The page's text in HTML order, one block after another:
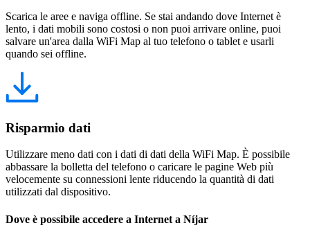
Scarica le aree e naviga offline. Se stai andando dove Internet è
lento, i dati mobili sono costosi o non puoi arrivare online, puoi
salvare un'area dalla WiFi Map al tuo telefono o tablet e usarli
quando sei offline.
Risparmio dati
Utilizzare meno dati con i dati di dati della WiFi Map. È possibile
abbassare la bolletta del telefono o caricare le pagine Web più
velocemente su connessioni lente riducendo la quantità di dati
utilizzati dal dispositivo.
Dove è possibile accedere a Internet a Níjar